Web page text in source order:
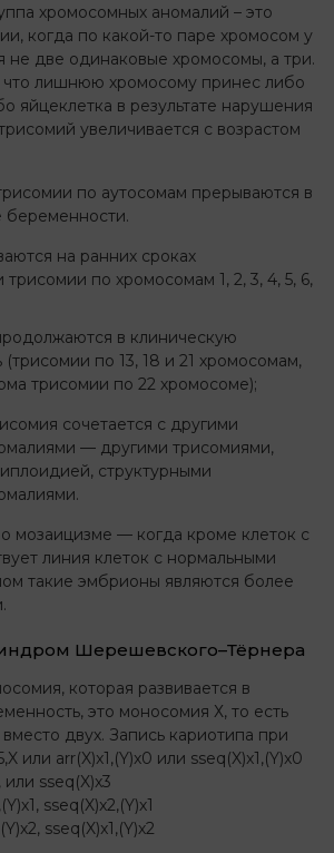
хромосомных аномалий – это
когда по какой-то паре хромосом у
не две одинаковые хромосомы, а три.
что лишнюю хромосому принес либо
яйцеклетка в результате нарушения
увеличивается с возрастом
по аутосомам прерываются в
беременности.
на ранних сроках
по хромосомам 1, 2, 3, 4, 5, 6,
в клиническую
по 13, 18 и 21 хромосомам,
трисомии по 22 хромосоме);
сочетается с другими
— другими трисомиями,
структурными
мозаицизме — когда кроме клеток с
линия клеток с нормальными
такие эмбрионы являются более
Шерешевского–Тёрнера
которая развивается в
это моносомия Х, то есть
двух. Запись кариотипа при
или arr(X)x1,(Y)x0 или sseq(X)x1,(Y)x0
или sseq(X)x3
sseq(X)x2,(Y)х1
sseq(X)x1,(Y)х2